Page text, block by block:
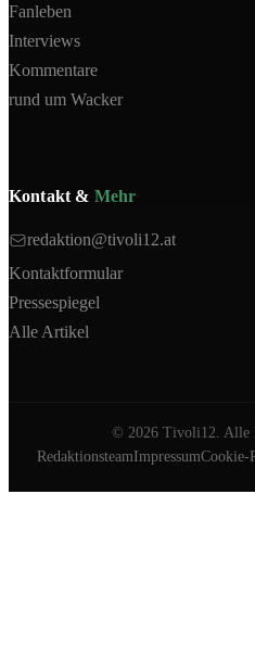
Fanleben
Interviews
Kommentare
rund um Wacker
Kontakt & Mehr
redaktion@tivoli12.at
Kontaktformular
Pressespiegel
Alle Artikel
© 2026Tivoli12. Alle
RedaktionsteamImpressumCookie-